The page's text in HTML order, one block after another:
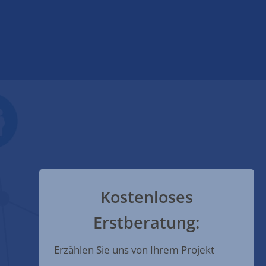
Kostenloses
Erstberatung:
Erzählen Sie uns von Ihrem Projekt